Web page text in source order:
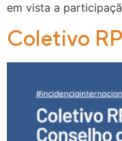
em vista a
Coletivo